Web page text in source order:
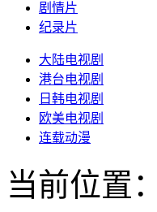
剧情片
纪录片
大陆电视剧
港台电视剧
日韩电视剧
欧美电视剧
连载动漫
当前位置：